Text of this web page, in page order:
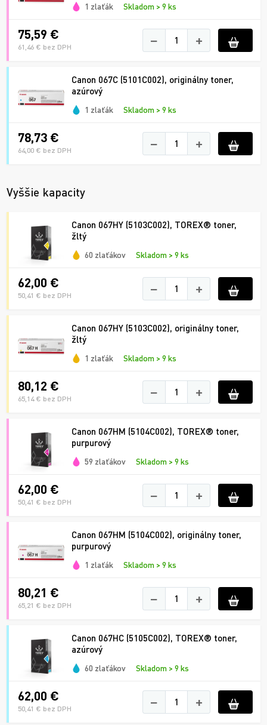
1 zlaťák Skladom > 9 ks
75,59 €
61,46 € bez DPH − +
Canon 067C (5101C002), originálny toner,
azúrový
1 zlaťák Skladom > 9 ks
78,73 €
64,00 € bez DPH − +
Vyššie kapacity
Canon 067HY (5103C002), TOREX® toner,
žltý
60 zlaťákov Skladom > 9 ks
62,00 €
50,41 € bez DPH − +
Canon 067HY (5103C002), originálny toner,
žltý
1 zlaťák Skladom > 9 ks
80,12 €
65,14 € bez DPH − +
Canon 067HM (5104C002), TOREX® toner,
purpurový
59 zlaťákov Skladom > 9 ks
62,00 €
50,41 € bez DPH − +
Canon 067HM (5104C002), originálny toner,
purpurový
1 zlaťák Skladom > 9 ks
80,21 €
65,21 € bez DPH − +
Canon 067HC (5105C002), TOREX® toner,
azúrový
60 zlaťákov Skladom > 9 ks
62,00 €
50,41 € bez DPH − +